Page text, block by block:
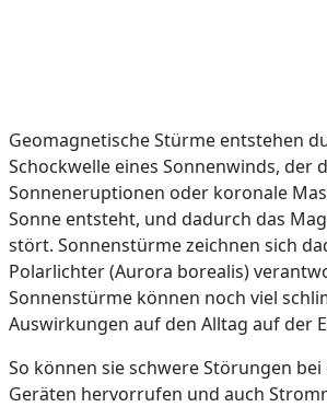
Geomagnetische Stürme entstehen
Schockwelle eines Sonnenwinds, der
Sonneneruptionen oder koronale
Sonne entsteht, und dadurch das
stört. Sonnenstürme zeichnen sich
Polarlichter (Aurora borealis)
Sonnenstürme können noch viel
Auswirkungen auf den Alltag auf der
So können sie schwere Störungen
Geräten hervorrufen und auch